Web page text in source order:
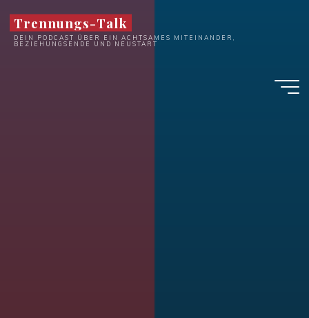
Inhalt
springen
Trennungs-Talk
DEIN PODCAST ÜBER EIN ACHTSAMES MITEINANDER,
BEZIEHUNGSENDE UND NEUSTART